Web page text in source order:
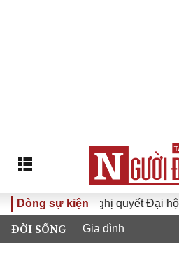
Dòng sự kiện
Đưa Nghị quyết Đại hội
ĐỜI SỐNG Gia đình